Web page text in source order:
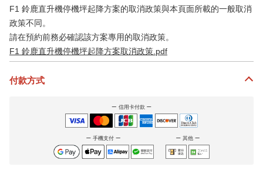
F1 鈴鹿直升機停機坪起降方案的取消政策與本頁面所載的一般取消
政策不同。
請在預約前務必確認該方案專用的取消政策。
F1 鈴鹿直升機停機坪起降方案取消政策.pdf
付款方式
信用卡付款
手機支付 其他